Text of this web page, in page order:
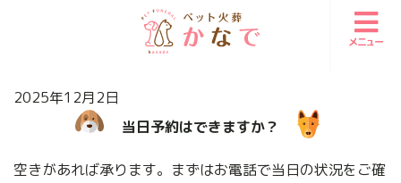
メニュー
2025年12月2日
当日予約はできますか？
空きがあれば承ります。まずはお電話で当日の状況をご確